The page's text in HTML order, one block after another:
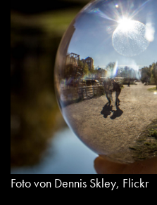
Foto von Dennis Skley, Flickr